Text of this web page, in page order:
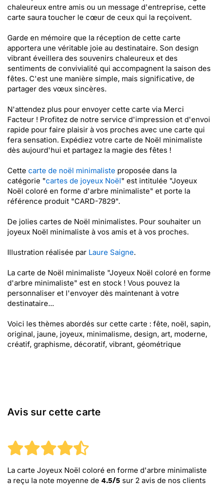
chaleureux entre amis ou un message d'entreprise, cette
carte saura toucher le cœur de ceux qui la reçoivent.
Garde en mémoire que la réception de cette carte
apportera une véritable joie au destinataire. Son design
vibrant éveillera des souvenirs chaleureux et des
sentiments de convivialité qui accompagnent la saison des
fêtes. C'est une manière simple, mais significative, de
partager des vœux sincères.
N'attendez plus pour envoyer cette carte via Merci
Facteur ! Profitez de notre service d'impression et d'envoi
rapide pour faire plaisir à vos proches avec une carte qui
fera sensation. Expédiez votre carte de Noël minimaliste
dès aujourd'hui et partagez la magie des fêtes !
Cette carte de noël minimaliste proposée dans la
catégorie "cartes de joyeux Noël" est intitulée "Joyeux
Noël coloré en forme d'arbre minimaliste" et porte la
référence produit "CARD-7829".
De jolies cartes de Noël minimalistes. Pour souhaiter un
joyeux Noël minimaliste à vos amis et à vos proches.
Illustration réalisée par Laure Saigne.
La carte de Noël minimaliste "Joyeux Noël coloré en forme
d'arbre minimaliste" est en stock ! Vous pouvez la
personnaliser et l'envoyer dès maintenant à votre
destinataire...
Voici les thèmes abordés sur cette carte : fête, noël, sapin,
original, jaune, joyeux, minimalisme, design, art, moderne,
créatif, graphisme, décoratif, vibrant, géométrique
Avis sur cette carte
La carte Joyeux Noël coloré en forme d'arbre minimaliste
a reçu la note moyenne de 4.5/5 sur 2 avis de nos clients